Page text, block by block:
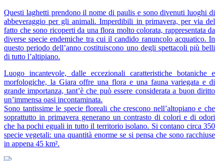
Questi laghetti prendono il nome di paulis e sono divenuti luoghi di
abbeveraggio per gli animali. Imperdibili in primavera, per via del
fatto che sono ricoperti da una flora molto colorata, rappresentata da
diverse specie endemiche tra cui il candido ranuncolo acquatico. In
questo periodo dell’anno costituiscono uno degli spettacoli più belli
di tutto l’altipiano.
Luogo incantevole, dalle eccezionali caratteristiche botaniche e
morfologiche, la Giara offre una flora e una fauna variegata e di
grande importanza, tant’è che può essere considerata a buon diritto
un’immensa oasi incontaminata.
Sono tantissime le specie floreali che crescono nell’altopiano e che
soprattutto in primavera generano un contrasto di colori e di odori
che ha pochi eguali in tutto il territorio isolano. Si contano circa 350
specie vegetali: una quantità enorme se si pensa che sono racchiuse
in appena 45 km².